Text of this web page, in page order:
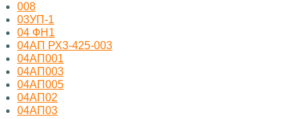
008
03УП-1
04 ФН1
04АП РХ3-425-003
04АП001
04АП003
04АП005
04АП02
04АП03